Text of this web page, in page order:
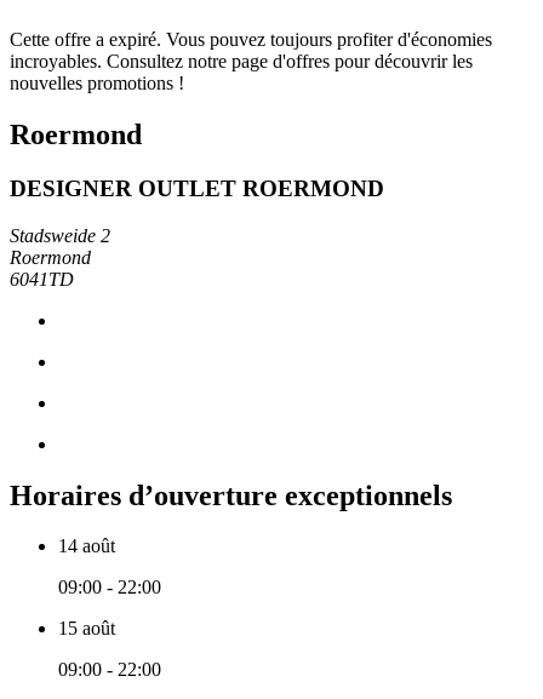
Cette offre a expiré. Vous pouvez toujours profiter d'économies
incroyables. Consultez notre page d'offres pour découvrir les
nouvelles promotions !
Roermond
DESIGNER OUTLET ROERMOND
Stadsweide 2
Roermond
6041TD
Horaires d’ouverture exceptionnels
14 août
09:00 - 22:00
15 août
09:00 - 22:00